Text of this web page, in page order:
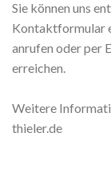
Sie können uns
Kontaktformular
anrufen oder per
erreichen.
Weitere
thieler.de